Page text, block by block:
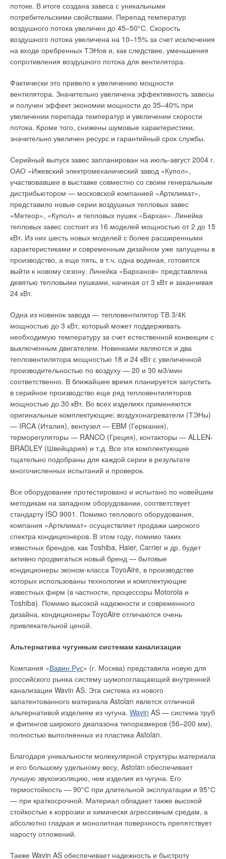
потоке. В итоге создана завеса с уникальными
потребительскими свойствами. Перепад температур
воздушного потока увеличен до 45–50°С. Скорость
воздушного потока увеличена на 10–15% за счет исключения
на входе оребренных ТЭНов и, как следствие, уменьшения
сопротивления воздушного потока для вентилятора.
Фактически это привело к увеличению мощности
вентилятора. Значительно увеличена эффективность завесы
и получен эффект экономии мощности до 35–40% при
увеличении перепада температур и увеличении скорости
потока. Кроме того, снижены шумовые характеристики,
значительно увеличен ресурс и гарантийный срок службы.
Серийный выпуск завес запланирован на июль-август 2004 г.
ОАО «Ижевский электромеханический завод «Купол»,
участвовавшее в выставке совместно со своим генеральным
дистрибьютором — московской компанией «Артклимат»,
представило новые серии воздушных тепловых завес
«Метеор», «Купол» и тепловых пушек «Бархан». Линейка
тепловых завес состоит из 16 моделей мощностью от 2 до 15
кВт. Из них шесть новых моделей с более расширенными
характеристиками и современным дизайном уже запущены в
производство, а еще пять, в т.ч. одна водяная, готовятся
выйти к новому сезону. Линейка «Барханов» представлена
девятью тепловыми пушками, начиная от 3 кВт и заканчивая
24 кВт.
Одна из новинок завода — тепловентилятор ТВ 3/4К
мощностью до 3 кВт, который может поддерживать
необходимую температуру за счет естественной конвекции с
выключенным двигателем. Новинками являются и два
тепловентилятора мощностью 18 и 24 кВт с увеличенной
производительностью по воздуху — 20 и 30 м3/мин
соответственно. В ближайшее время планируется запустить
в серийное производство еще ряд тепловентиляторов
мощностью до 30 кВт. Во всех изделиях применяются
оригинальные комплектующие: воздухонагреватели (ТЭНы)
— IRCA (Италия), вентузел — EBM (Германия),
терморегуляторы — RANCO (Греция), контакторы — ALLEN-
BRADLEY (Швейцария) и т.д. Все эти комплектующие
тщательно подобраны для каждой серии в результате
многочисленных испытаний и проверок.
Все оборудование протестировано и испытано по новейшим
методикам на западном оборудовании, соответствует
стандарту ISO 9001. Помимо теплового оборудования,
компания «Артклимат» осуществляет продажи широкого
спектра кондиционеров. В этом году, помимо таких
известных брендов, как Toshiba, Haier, Carrier и др. будет
активно продвигаться новый бренд — бытовые
кондиционеры эконом-класса ToyoAire, в производстве
которых использованы технологии и комплектующие
известных фирм (в частности, процессоры Motorola и
Toshiba). Помимо высокой надежности и современного
дизайна, кондиционеры ToyoAire отличаются очень
привлекательной ценой.
Альтернатива чугунным системам канализации
Компания «Вавин Рус» (г. Москва) представила новую для
российского рынка систему шумопоглащающей внутренней
канализации Wavin AS. Эта система из нового
запатентованного материала Astolan явлется отличной
альтернативой изделиям из чугуна. Wavin AS — система труб
и фитингов широкого диапазона типоразмеров (56–200 мм),
полностью выполненных из пластика Astolan.
Благодаря уникальности молекулярной структуры материала
и его большому удельному весу, Astolan обеспечивает
лучшую звукоизоляцию, чем изделия из чугуна. Его
термостойкость — 90°С при длительной эксплуатации и 95°С
— при краткосрочной. Материал обладает также высокой
стойкостью к коррозии и химически агрессивным средам, а
абсолютно гладкая и монолитная поверхность препятствует
наросту отложений.
Также Wavin AS обеспечивает надежность и быстроту
трубопровод на предмет повреждения или утечки. Кроме
того, трубы после монтажа должны быть теплоизолированы,
т.к. это значительно уменьшает теплопотери. Кабель должен
быть аккуратно, без усилия (натяжения) установлен на трубе
во избежание повреждений. Он должен плотно прилегать к
трубе по всей своей длине. Это можно сделать при помощи
к трубе при помощи отрезков алюминиевой ленты, с
интервалом приблизительно 30 см. Затем он должен быть
закреплен алюминиевой лентой вдоль по всей длине.
Таким образом, нагревательный кабель не будет иметь
прямого контакта с теплоизоляционным материалом и будет
теплоотвод. Перед установкой нагревательного кабеля на
пластиковой трубе ее поверхность необходимо оклеить
алюминиевой лентой или фольгой. Таким образом, тепло
равномерно будет распределяться по всей длине трубы.
Соединительная муфта между нагревательным кабелем и
подводящим (холодным) концом также должна быть
установлена на поверхности трубы с помощью алюминиевой
липкой ленты. Датчик терморегулятора должен быть
приклеен алюминиевой лентой к поверхности трубы и
размещен посредине между линиями кабеля. Величина
диаметра изгиба кабеля должна быть не менее шести
диаметров самого кабеля. Нагрузка на кабель при
необходимо укладывать равномерно, и его линии не должны
пересекаться между собой.
Специальные установки
Полы холодильных камер и искусственных катков
Расчетная мощность для установок систем защиты от
промерзания грунта — 15–30 Вт/м2 (не менее 15). Потери
энергии вниз зависят от коэффициента теплопроводности
конструкции пола, желаемой температуры основания и
температуры холодного помещения. Расчет производят в
соответствии со следующей формулой:
P = К x Dt, (Вт/м2),
где Dt — разница температур между основанием пола и
воздухом в холодном помещении, °С; К — коэффициент
теплопроводности пола, Вт/(м2•°С).
Установка нагревательных кабелей
Установку нагревательных кабелей deviflex™ выполняют так
же, как и в случае с обычными бетонными конструкциями
полов. Систему обязательно дублируют, так как требуемый
гарантийный срок службы составляет около 25 лет, а ремонт
системы невозможен. Параллельно устанавливают две
кабельные системы: одна из них является основной
(рабочей), а вторая — резервной.
Нагревательный кабель должен быть уложен под
замерзания фундамент пола. Кабели должны быть
установлены непосредственно на поверхности грунта или
фундамента и расположены на глубине, по крайней мере на
5 см ниже слоя теплоизоляции. Если в помещении есть
какие-либо опорные элементы, устанавливаемая мощность
в основании вокруг них должна быть выше, поскольку в этих
местах возникают нисходящие тепловые потоки
конструкции).
Двери и ворота
Для подогрева конструкции дверных проемов DEVI
рекомендует использовать силиконовый нагревательный
кабель, сохраняющий гибкость при низких температурах.